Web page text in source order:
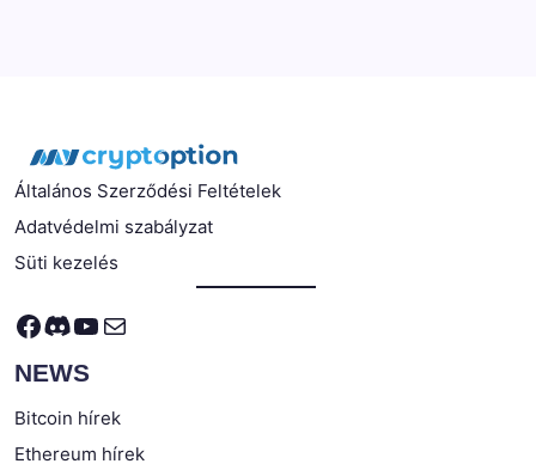
Általános Szerződési Feltételek
Adatvédelmi szabályzat
Süti kezelés
Facebook
Discord
YouTube
Mail
NEWS
Bitcoin hírek
Ethereum hírek